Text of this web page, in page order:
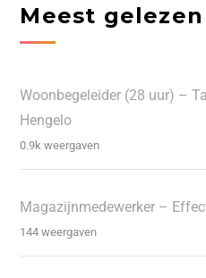
Meest gelezen
Woonbegeleider (28 uur) –
Hengelo
0.9k weergaven
Magazijnmedewerker –
144 weergaven